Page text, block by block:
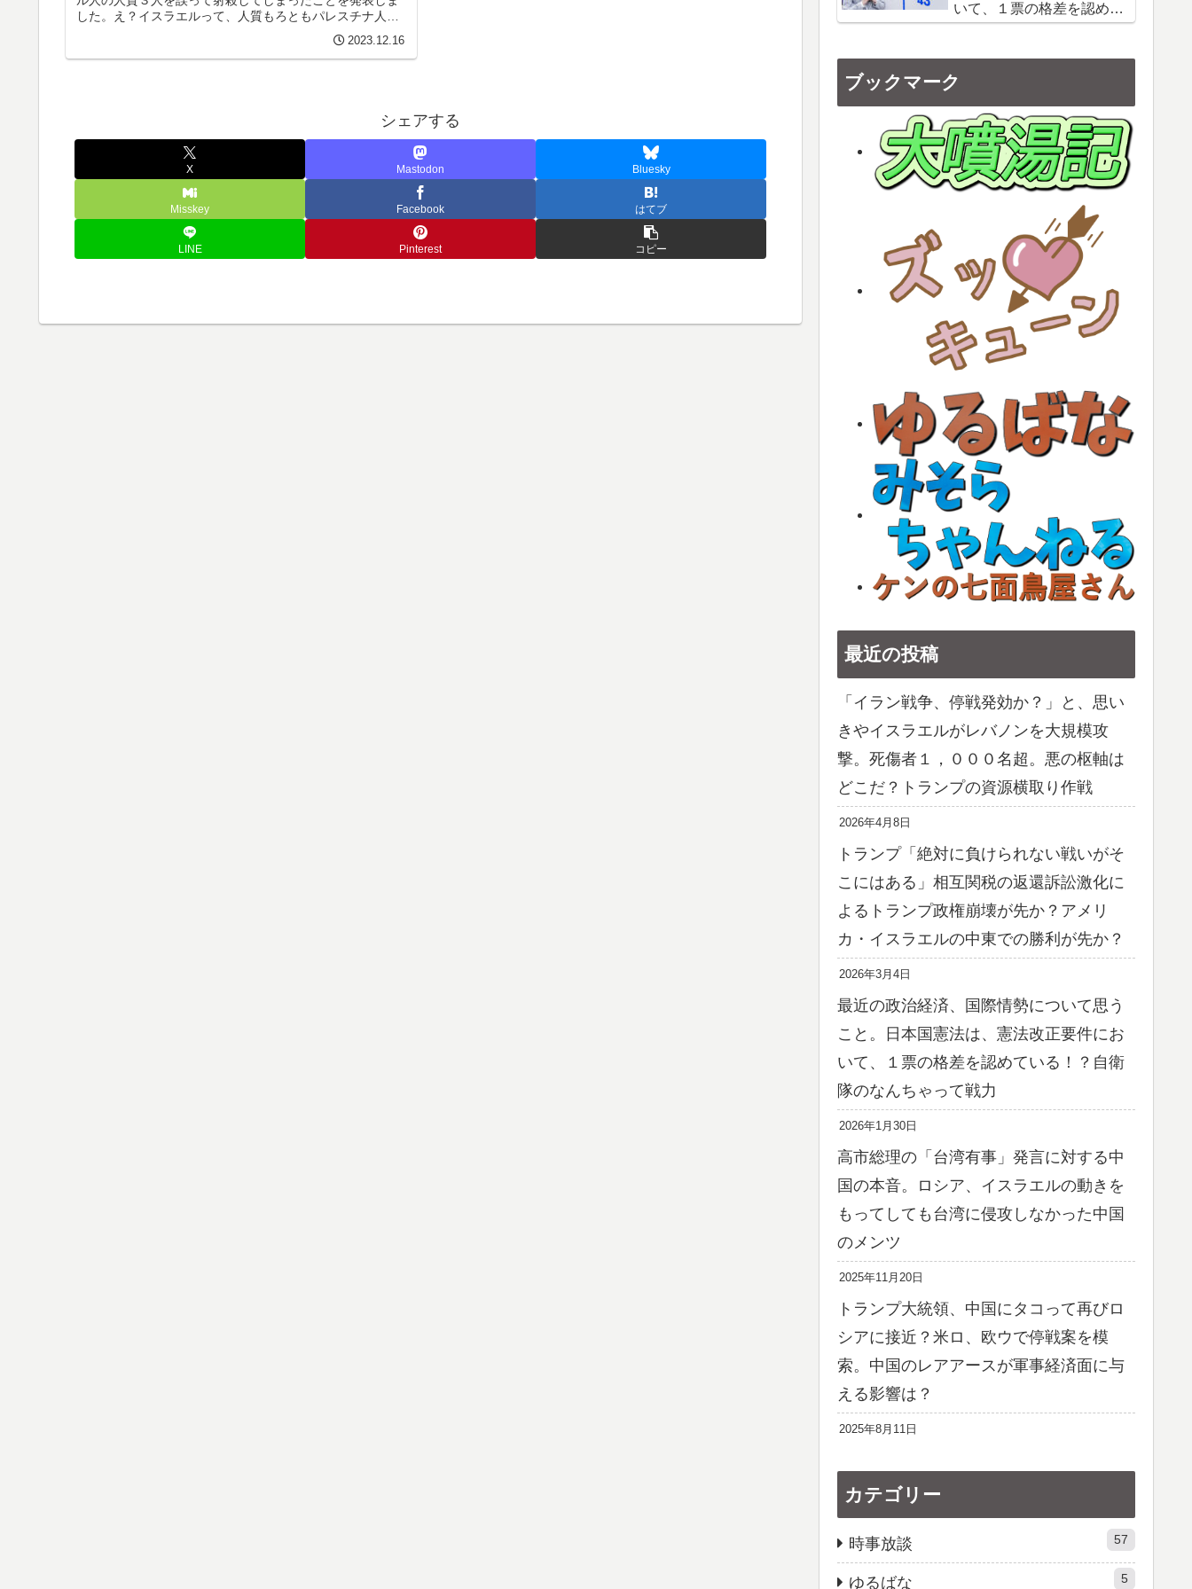
した。え？イスラエルって、人質もろともパレスチナ人を
2023.12.16
シェアする
X Mastodon Bluesky
Misskey Facebook はてブ
LINE Pinterest コピー
いて、１票の格差を認めて
いる！？自衛隊のなんちゃ
ブックマーク
最近の投稿
「イラン戦争、停戦発効か？」と、思い
きやイスラエルがレバノンを大規模攻
撃。死傷者１，０００名超。悪の枢軸は
どこだ？トランプの資源横取り作戦
2026年4月8日
トランプ「絶対に負けられない戦いがそ
こにはある」相互関税の返還訴訟激化に
よるトランプ政権崩壊が先か？アメリ
カ・イスラエルの中東での勝利が先か？
2026年3月4日
最近の政治経済、国際情勢について思う
こと。日本国憲法は、憲法改正要件にお
いて、１票の格差を認めている！？自衛
隊のなんちゃって戦力
2026年1月30日
高市総理の「台湾有事」発言に対する中
国の本音。ロシア、イスラエルの動きを
もってしても台湾に侵攻しなかった中国
のメンツ
2025年11月20日
トランプ大統領、中国にタコって再びロ
シアに接近？米ロ、欧ウで停戦案を模
索。中国のレアアースが軍事経済面に与
える影響は？
2025年8月11日
カテゴリー
時事放談 57
ゆるばな 5